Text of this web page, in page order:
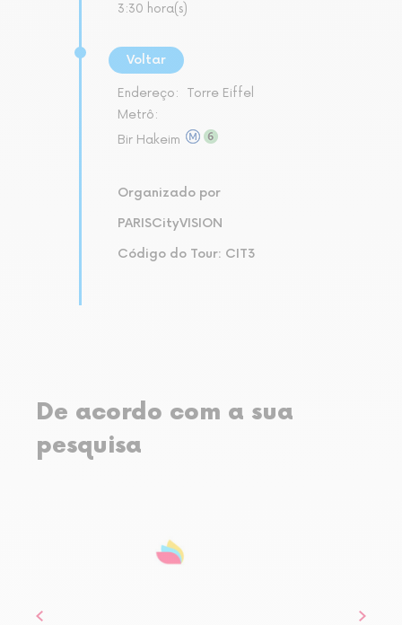
3:30 hora(s)
Voltar
Endereço:
Torre Eiffel
Metrô:
Bir Hakeim
Organizado por
PARISCityVISION
Código do Tour: CIT3
De acordo com a sua
pesquisa